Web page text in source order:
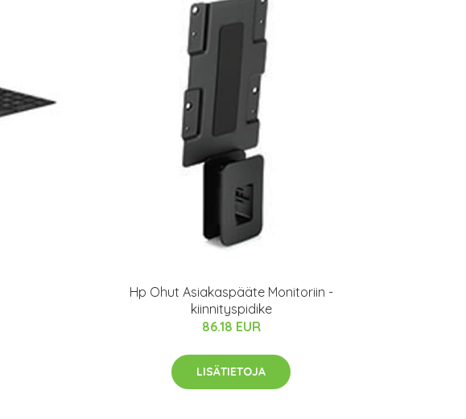
Hp Ohut Asiakaspääte Monitoriin -
kiinnityspidike
86.18 EUR
LISÄTIETOJA